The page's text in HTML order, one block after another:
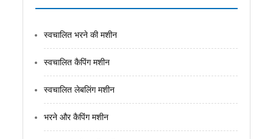
स्वचालित भरने की मशीन
स्वचालित कैपिंग मशीन
स्वचालित लेबलिंग मशीन
भरने और कैपिंग मशीन